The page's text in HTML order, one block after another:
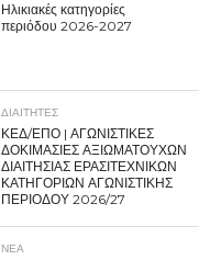
Ηλικιακές κατηγορίες
περιόδου 2026-2027
ΔΙΑΙΤΗΤΕΣ
ΚΕΔ/ΕΠΟ | ΑΓΩΝΙΣΤΙΚΕΣ
ΔΟΚΙΜΑΣΙΕΣ ΑΞΙΩΜΑΤΟΥΧΩΝ
ΔΙΑΙΤΗΣΙΑΣ ΕΡΑΣΙΤΕΧΝΙΚΩΝ
ΚΑΤΗΓΟΡΙΩΝ ΑΓΩΝΙΣΤΙΚΗΣ
ΠΕΡΙΟΔΟΥ 2026/27
ΝΕΑ